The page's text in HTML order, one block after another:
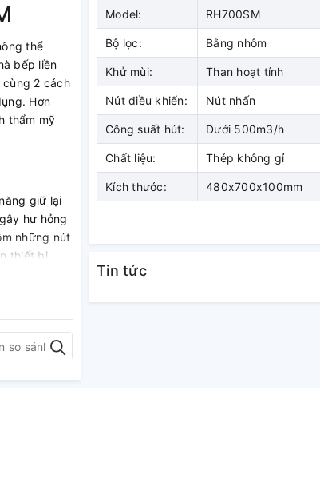
thể
bếp liền
2 cách
Hơn
thẩm mỹ
giữ lại
hư hỏng
những nút
thiết bị.
cho khói
thép cao
Model: RH700SM
Bộ lọc: Bằng nhôm
Khử mùi: Than hoạt tính
Nút điều khiển: Nút nhấn
Công suất hút: Dưới 500m3/h
Chất liệu: Thép không gỉ
Kích thước: 480x700x100mm
Tin tức